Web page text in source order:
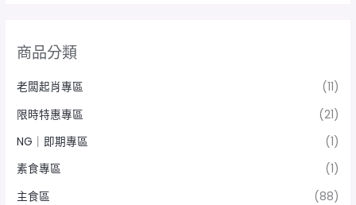
商品分類
老闆起肖專區
(11)
限時特惠專區
(21)
NG｜即期專區
(1)
素食專區
(1)
主食區
(88)